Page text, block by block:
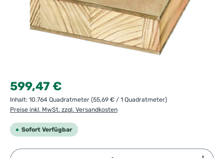
Regulärer Preis:
599,47 €
Inhalt: 10.764 Quadratmeter (55,69 € / 1 Quadratmeter)
Preise inkl. MwSt. zzgl. Versandkosten
Sofort Verfügbar
Produkt Anzahl: Gib den gewünschten Wert ein